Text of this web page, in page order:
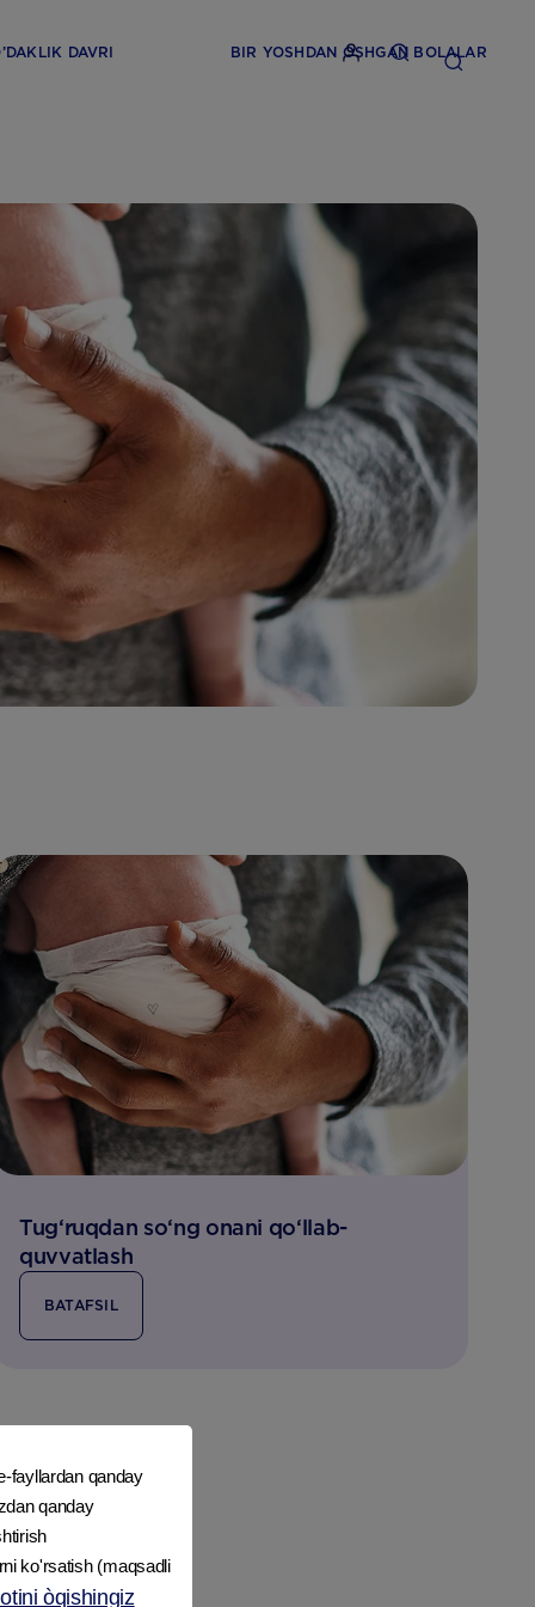
DAVRI BIR YOSHDAN OSHGAN BOLALAR
Tug‘ruqdan so‘ng onani qo‘llab-
quvvatlash
BATAFSIL
fayllardan qanday
qanday
ko'rsatish (maqsadli
òqishingiz